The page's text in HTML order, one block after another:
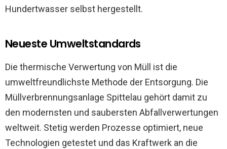
Hundertwasser selbst hergestellt.
Neueste Umweltstandards
Die thermische Verwertung von Müll ist die
umweltfreundlichste Methode der Entsorgung. Die
Müllverbrennungsanlage Spittelau gehört damit zu
den modernsten und saubersten Abfallverwertungen
weltweit. Stetig werden Prozesse optimiert, neue
Technologien getestet und das Kraftwerk an die